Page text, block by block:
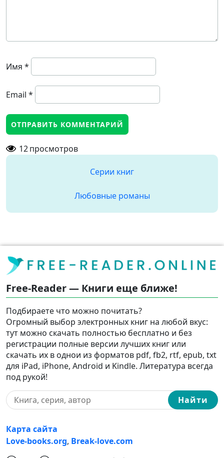
Имя *
Email *
12просмотров
Серии книг
Любовные романы
Free-Reader — Книги еще ближе!
Подбираете что можно почитать?
Огромный выбор электронных книг на любой вкус:
тут можно скачать полностью бесплатно и без
регистрации полные версии лучших книг или
скачать их в однои из форматов pdf, fb2, rtf, epub, txt
для iPad, iPhone, Android и Kindle. Литература всегда
под рукой!
Найти
Карта сайта
Love-books.org, Break-love.com